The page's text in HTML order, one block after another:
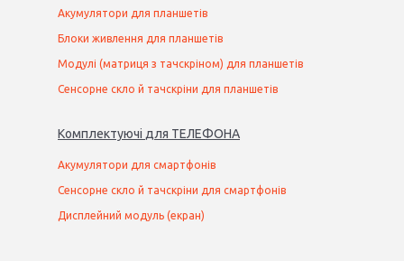
Акумулятори для планшетів
Блоки живлення для планшетів
Модулі (матриця з тачскріном) для планшетів
Сенсорне скло й тачскріни для планшетів
Комплектуючі для ТЕЛЕФОНА
Акумулятори для смартфонів
Сенсорне скло й тачскріни для смартфонів
Дисплейний модуль (екран)